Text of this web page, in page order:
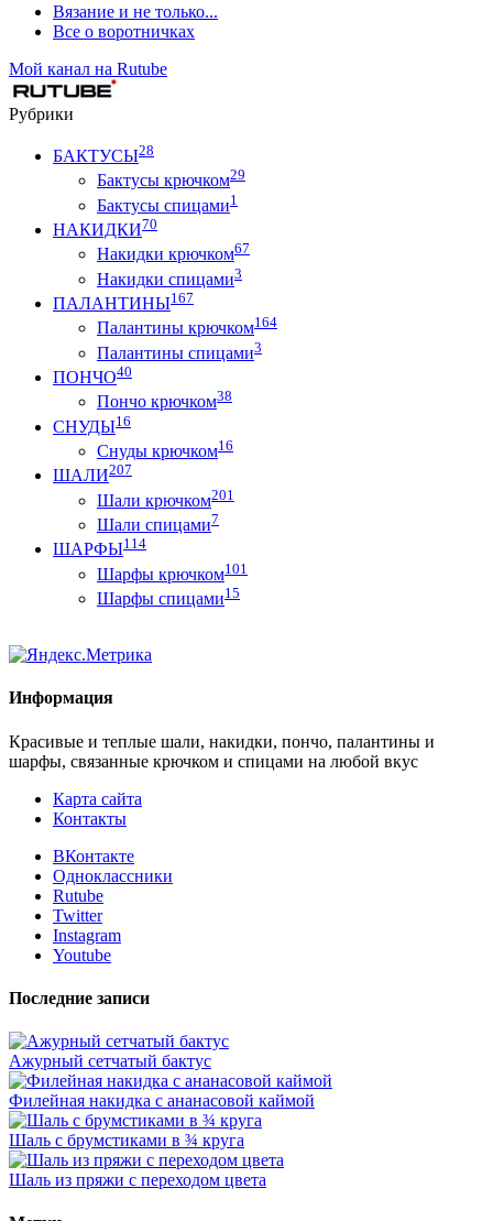
Вязание и не только...
Все о воротничках
Мой канал на Rutube
Рубрики
БАКТУСЫ28
Бактусы крючком29
Бактусы спицами1
НАКИДКИ70
Накидки крючком67
Накидки спицами3
ПАЛАНТИНЫ167
Палантины крючком164
Палантины спицами3
ПОНЧО40
Пончо крючком38
СНУДЫ16
Снуды крючком16
ШАЛИ207
Шали крючком201
Шали спицами7
ШАРФЫ114
Шарфы крючком101
Шарфы спицами15
Информация
Красивые и теплые шали, накидки, пончо, палантины и
шарфы, связанные крючком и спицами на любой вкус
Карта сайта
Контакты
ВКонтакте
Одноклассники
Rutube
Twitter
Instagram
Youtube
Последние записи
Ажурный сетчатый бактус
Филейная накидка с ананасовой каймой
Шаль с брумстиками в ¾ круга
Шаль из пряжи с переходом цвета